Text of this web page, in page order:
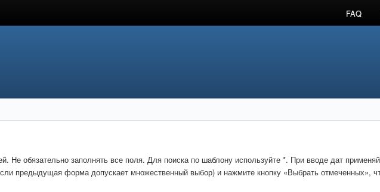
FAQ
Не обязательно заполнять все поля. Для поиска по шаблону используйте *. При вводе дат
предыдущая форма допускает множественный выбор) и нажмите кнопку «Выбрать отмеченных»,